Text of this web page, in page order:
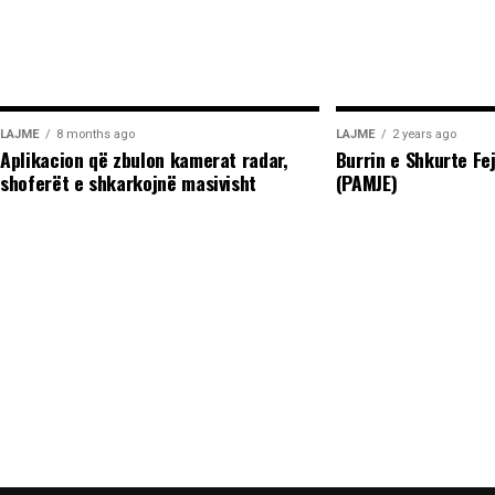
LAJME 8 months ago
Aplikacion që zbulon kamerat radar,
shoferët e shkarkojnë masivisht
LAJME 2 years ago
Burrin e Shkurte
(PAMJE)